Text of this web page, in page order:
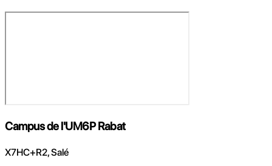
Campus de l'UM6P Rabat
X7HC+R2, Salé